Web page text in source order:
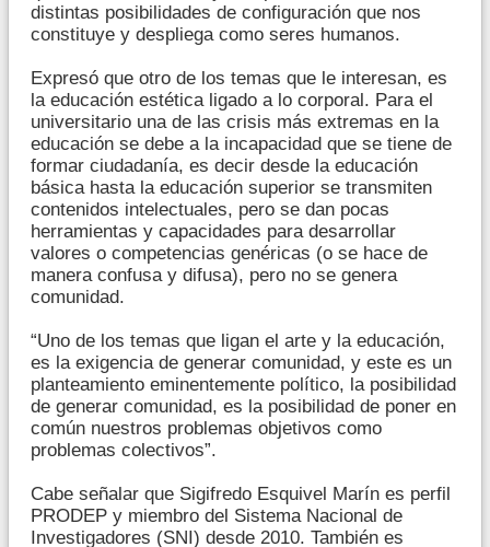
distintas posibilidades de configuración que nos
constituye y despliega como seres humanos.
Expresó que otro de los temas que le interesan, es
la educación estética ligado a lo corporal. Para el
universitario una de las crisis más extremas en la
educación se debe a la incapacidad que se tiene de
formar ciudadanía, es decir desde la educación
básica hasta la educación superior se transmiten
contenidos intelectuales, pero se dan pocas
herramientas y capacidades para desarrollar
valores o competencias genéricas (o se hace de
manera confusa y difusa), pero no se genera
comunidad.
“Uno de los temas que ligan el arte y la educación,
es la exigencia de generar comunidad, y este es un
planteamiento eminentemente político, la posibilidad
de generar comunidad, es la posibilidad de poner en
común nuestros problemas objetivos como
problemas colectivos”.
Cabe señalar que Sigifredo Esquivel Marín es perfil
PRODEP y miembro del Sistema Nacional de
Investigadores (SNI) desde 2010. También es